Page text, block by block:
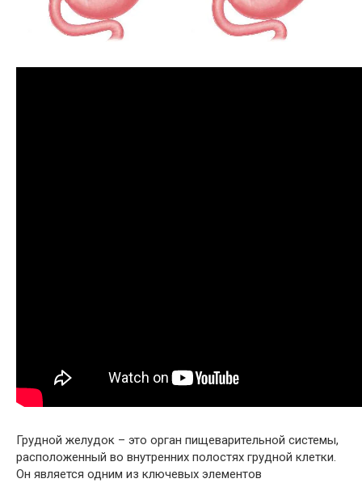
Грудной желудок – это орган пищеварительной системы,
расположенный во внутренних полостях грудной клетки.
Он является одним из ключевых элементов